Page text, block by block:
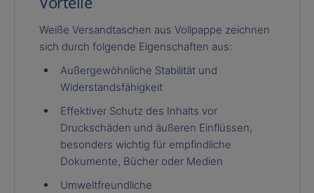
Weiße Versandtaschen aus Vollpappe zeichnen
sich durch folgende Eigenschaften aus:
Außergewöhnliche Stabilität und
Widerstandsfähigkeit
Effektiver Schutz des Inhalts vor
Druckschäden und äußeren Einflüssen,
besonders wichtig für empfindliche
Dokumente, Bücher oder Medien
Umweltfreundliche